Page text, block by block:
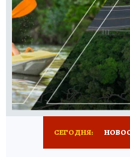
ПРЕСС-
РАДИО КП
СЕГОДНЯ: